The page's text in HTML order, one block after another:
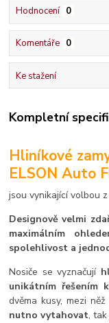
Hodnocení 0
Komentáře 0
Ke stažení
Kompletní
Hliníkové
ELSON Auto
jsou vynikající volbou
Designově velmi
maximálním
spolehlivost a
Nosiče se vyznačují
unikátním řešením
dvěma kusy, mezi
nutno vytahovat,